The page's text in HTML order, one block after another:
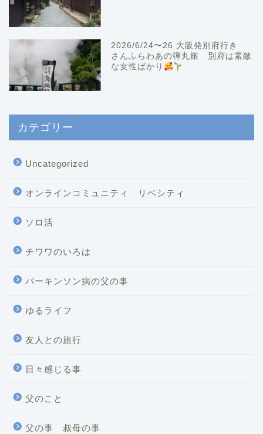
2026/6/24〜26 大阪発別府行き
さんふらわあの弾丸旅 別府は素敵
な女性ばかり
カテゴリー
Uncategorized
オンラインコミュニティ リベシティ
ソロ活
チワワのいろは
パーキンソン病の父の事
ゆるライフ
友人との旅行
日々感じる事
父のこと
父の事 叔母の事